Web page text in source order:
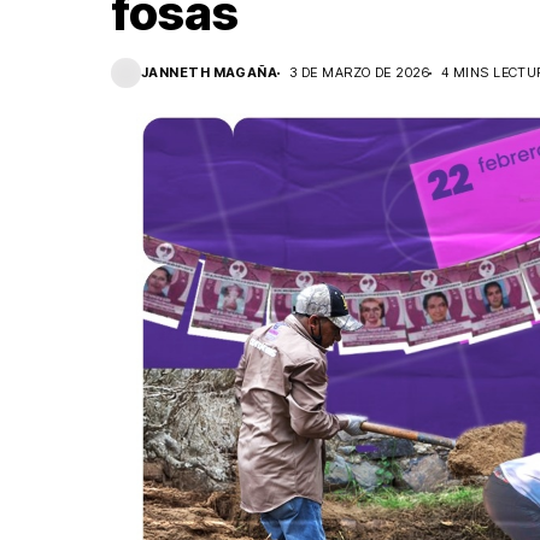
fosas
JANNETH MAGAÑA 3 DE MARZO DE 2026 4 MINS